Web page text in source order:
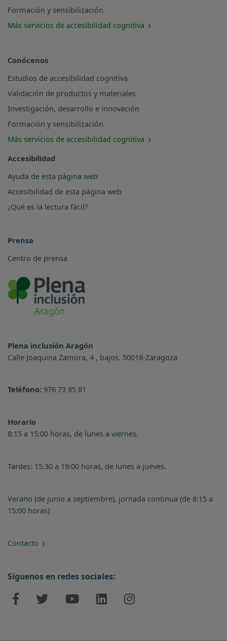
Formación y sensibilización
Más servicios de accesibilidad cognitiva
Conócenos
Estudios de accesibilidad cognitiva
Validación de productos y materiales
Investigación, desarrollo e innovación
Formación y sensibilización
Más servicios de accesibilidad cognitiva
Accesibilidad
Ayuda de esta página web
Accesibilidad de esta página web
¿Qué es la lectura fácil?
Prensa
Centro de prensa
Plena inclusión Aragón
Calle Joaquina Zamora, 4 , bajos. 50018-Zaragoza
Teléfono: 976 73 85 81
Horario
8:15 a 15:00 horas, de lunes a viernes.
Tardes: 15:30 a 19:00 horas, de lunes a jueves.
Verano (de junio a septiembre), jornada continua (de 8:15 a
15:00 horas)
Contacto
Síguenos en redes sociales: